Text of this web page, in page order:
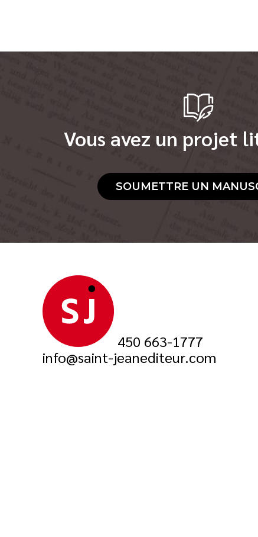
Vous avez un projet
SOUMETTRE UN
450 663-1777
info@saint-jeanediteur.com